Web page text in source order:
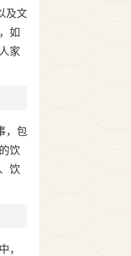
及文
如
家
，包
饮
饮
，